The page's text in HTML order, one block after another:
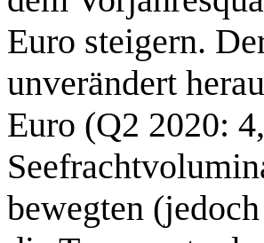
Euro steigern.
unverändert
Euro (Q2 2020:
bewegten